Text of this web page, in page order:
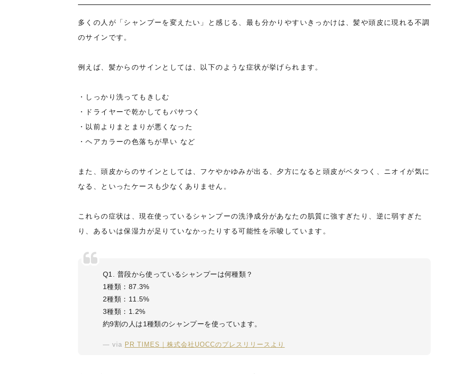
多くの人が「シャンプーを変えたい」と感じる、最も分かりやすいきっかけは、髪や頭皮に現れる不調
のサインです。
例えば、髪からのサインとしては、以下のような症状が挙げられます。
・しっかり洗ってもきしむ
・ドライヤーで乾かしてもパサつく
・以前よりまとまりが悪くなった
・ヘアカラーの色落ちが早い など
また、頭皮からのサインとしては、フケやかゆみが出る、夕方になると頭皮がベタつく、ニオイが気に
なる、といったケースも少なくありません。
これらの症状は、現在使っているシャンプーの洗浄成分があなたの肌質に強すぎたり、逆に弱すぎた
り、あるいは保湿力が足りていなかったりする可能性を示唆しています。
Q1. 普段から使っているシャンプーは何種類？
1種類：87.3%
2種類：11.5%
3種類：1.2%
約9割の人は1種類のシャンプーを使っています。
via PR TIMES｜株式会社UOCCのプレスリリースより